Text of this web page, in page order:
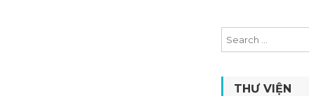
THƯ VIỆN